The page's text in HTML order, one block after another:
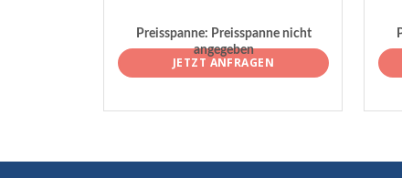
Preisspanne: Preisspanne nicht
angegeben
JETZT ANFRAGEN